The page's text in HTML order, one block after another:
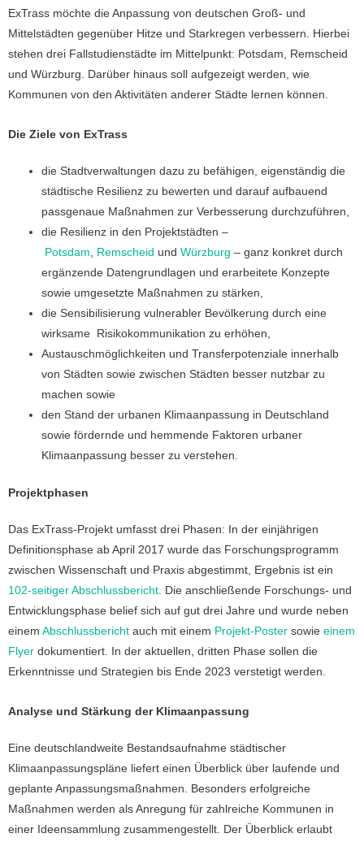
ExTrass möchte die Anpassung von deutschen Groß- und
Mittelstädten gegenüber Hitze und Starkregen verbessern. Hierbei
stehen drei Fallstudienstädte im Mittelpunkt: Potsdam, Remscheid
und Würzburg. Darüber hinaus soll aufgezeigt werden, wie
Kommunen von den Aktivitäten anderer Städte lernen können.
Die Ziele von ExTrass
die Stadtverwaltungen dazu zu befähigen, eigenständig die
städtische Resilienz zu bewerten und darauf aufbauend
passgenaue Maßnahmen zur Verbesserung durchzuführen,
die Resilienz in den Projektstädten –
Potsdam, Remscheid undWürzburg – ganz konkret durch
ergänzende Datengrundlagen und erarbeitete Konzepte
sowie umgesetzte Maßnahmen zu stärken,
die Sensibilisierung vulnerabler Bevölkerung durch eine
wirksame Risikokommunikation zu erhöhen,
Austauschmöglichkeiten und Transferpotenziale innerhalb
von Städten sowie zwischen Städten besser nutzbar zu
machen sowie
den Stand der urbanen Klimaanpassung in Deutschland
sowie fördernde und hemmende Faktoren urbaner
Klimaanpassung besser zu verstehen.
Projektphasen
Das ExTrass-Projekt umfasst drei Phasen: In der einjährigen
Definitionsphase ab April 2017 wurde das Forschungsprogramm
zwischen Wissenschaft und Praxis abgestimmt, Ergebnis ist ein
102-seitiger Abschlussbericht . Die anschließende Forschungs- und
Entwicklungsphase belief sich auf gut drei Jahre und wurde neben
einem Abschlussbericht auch mit einem Projekt-Poster sowie einem
Flyer dokumentiert. In der aktuellen, dritten Phase sollen die
Erkenntnisse und Strategien bis Ende 2023 verstetigt werden.
Analyse und Stärkung der Klimaanpassung
Eine deutschlandweite Bestandsaufnahme städtischer
Klimaanpassungspläne liefert einen Überblick über laufende und
geplante Anpassungsmaßnahmen. Besonders erfolgreiche
Maßnahmen werden als Anregung für zahlreiche Kommunen in
einer Ideensammlung zusammengestellt. Der Überblick erlaubt